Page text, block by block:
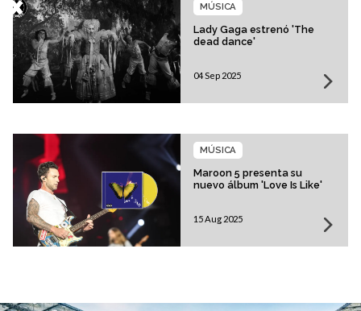
Lady Gaga estrenó 'The
dead dance'
MÚSICA
04 Sep 2025
Maroon 5 presenta su
nuevo álbum 'Love Is Like'
MÚSICA
15 Aug 2025